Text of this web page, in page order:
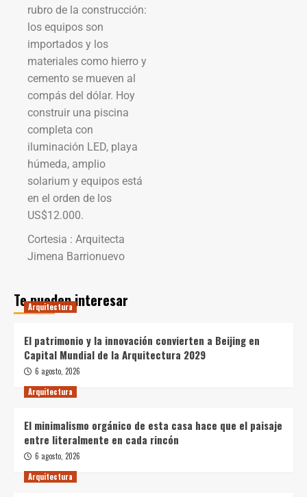
rubro de la construcción:
los equipos son
importados y los
materiales como hierro y
cemento se mueven al
compás del dólar. Hoy
construir una piscina
completa con
iluminación LED, playa
húmeda, amplio
solarium y equipos está
en el orden de los
US$12.000.
Cortesia : Arquitecta
Jimena Barrionuevo
Te pueden interesar
Arquitectura
El patrimonio y la innovación convierten a Beijing en
Capital Mundial de la Arquitectura 2029
6 agosto, 2026
Arquitectura
El minimalismo orgánico de esta casa hace que el paisaje
entre literalmente en cada rincón
6 agosto, 2026
Arquitectura